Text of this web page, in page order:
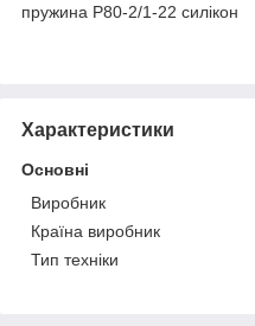
пружина Р80-2/1-22 силікон
Характеристики
Основні
Виробник
Країна виробник
Тип техніки